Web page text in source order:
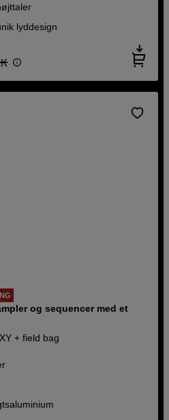
lyddesign
og sequencer med et
+ field bag